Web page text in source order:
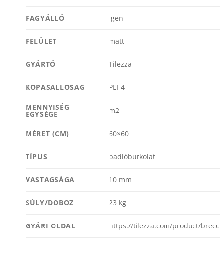
FAGYÁLLÓ Igen
FELÜLET matt
GYÁRTÓ Tilezza
KOPÁSÁLLÓSÁG PEI 4
MENNYISÉG
EGYSÉGE m2
MÉRET (CM) 60×60
TÍPUS padlóburkolat
VASTAGSÁGA 10 mm
SÚLY/DOBOZ 23 kg
GYÁRI OLDAL https://tilezza.com/product/